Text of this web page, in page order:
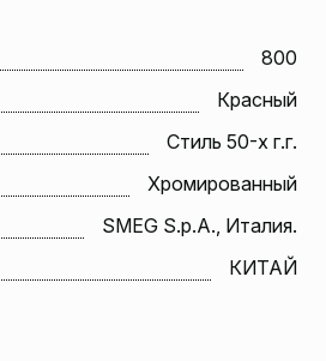
800
Красный
Стиль 50-х г.г.
Хромированный
SMEG S.p.A., Италия.
КИТАЙ